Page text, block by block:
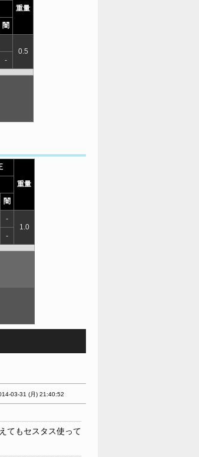
重量
闇
0.5
-
重量
闇
-
1.0
-
03-31 (月) 21:40:52
てもセスタス使って